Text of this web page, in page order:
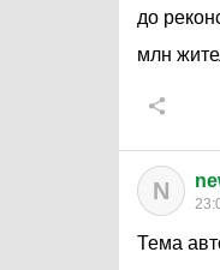
до
млн
N
Тема